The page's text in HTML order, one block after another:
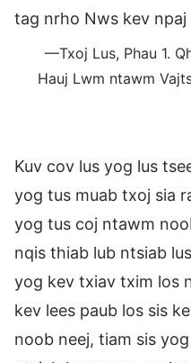
tag nrho Nws kev
—Txoj Lus, Phau 1.
Hauj Lwm ntawm
Kuv cov lus yog lus
yog tus muab txoj sia
yog tus coj ntawm
nqis thiab lub ntsiab
yog kev txiav txim los
kev lees paub los sis
noob neej, tiam sis